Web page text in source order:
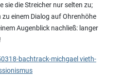
sie die Streicher nur selten zu;
einem Dialog auf Ohrenhöhe
Augenblick nachließ: langer
bachtrack-michgael vieth-